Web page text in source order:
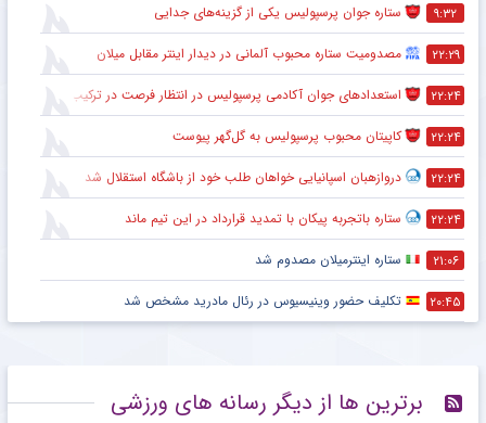
۹:۳۲ ستاره جوان پرسپولیس یکی از گزینه‌های جدایی
۲۲:۲۹ مصدومیت ستاره محبوب آلمانی در دیدار اینتر مقابل میلان
۲۲:۲۴ استعدادهای جوان آکادمی پرسپولیس در انتظار فرصت در ترکیب اصلی
۲۲:۲۴ کاپیتان محبوب پرسپولیس به گل‌گهر پیوست
۲۲:۲۴ دروازهبان اسپانیایی خواهان طلب خود از باشگاه استقلال شد
۲۲:۲۴ ستاره باتجربه پیکان با تمدید قرارداد در این تیم ماند
۲۱:۰۶ ستاره اینترمیلان مصدوم شد
۲۰:۴۵ تکلیف حضور وینیسیوس در رئال مادرید مشخص شد
برترین ها از دیگر رسانه های ورزشی